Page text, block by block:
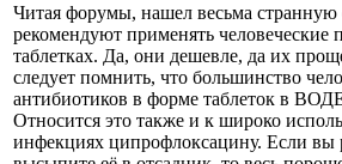
Читая форумы, нашел весьма странную
рекомендуют применять человеческие
таблетках. Да, они дешевле, да их
следует помнить, что большинство
антибиотиков в форме таблеток в
Относится это также и к широко
инфекциях ципрофлоксацину. Если вы